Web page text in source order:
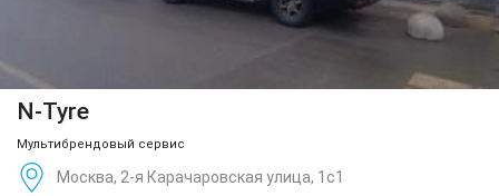
N-Tyre
Мультибрендовый сервис
Москва, 2-я Карачаровская улица, 1с1